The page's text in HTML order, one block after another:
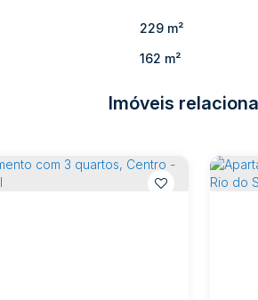
229 m²
162 m²
Imóveis